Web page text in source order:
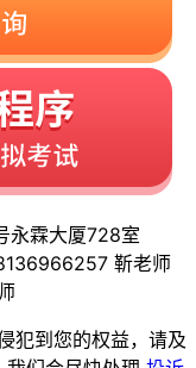
永霖大厦728室
靳老师
犯到您的权益，请及